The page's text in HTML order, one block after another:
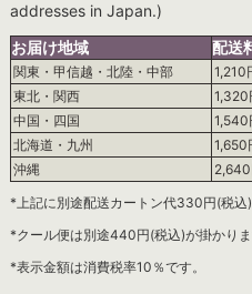
addresses in Japan.)
お届け地域
配送
関東・甲信越・北陸・中部
1,210
東北・関西
1,320
中国・四国
1,540
北海道・九州
1,650
沖縄
*上記に別途配送カートン代330円(税込)
*クール便は別途440円(税込)が掛かりま
*表示金額は消費税率10％です。